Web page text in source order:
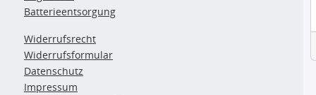
Batterieentsorgung
Widerrufsrecht
Widerrufsformular
Datenschutz
Impressum